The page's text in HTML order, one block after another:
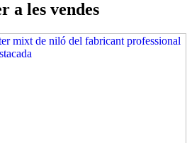
a les vendes